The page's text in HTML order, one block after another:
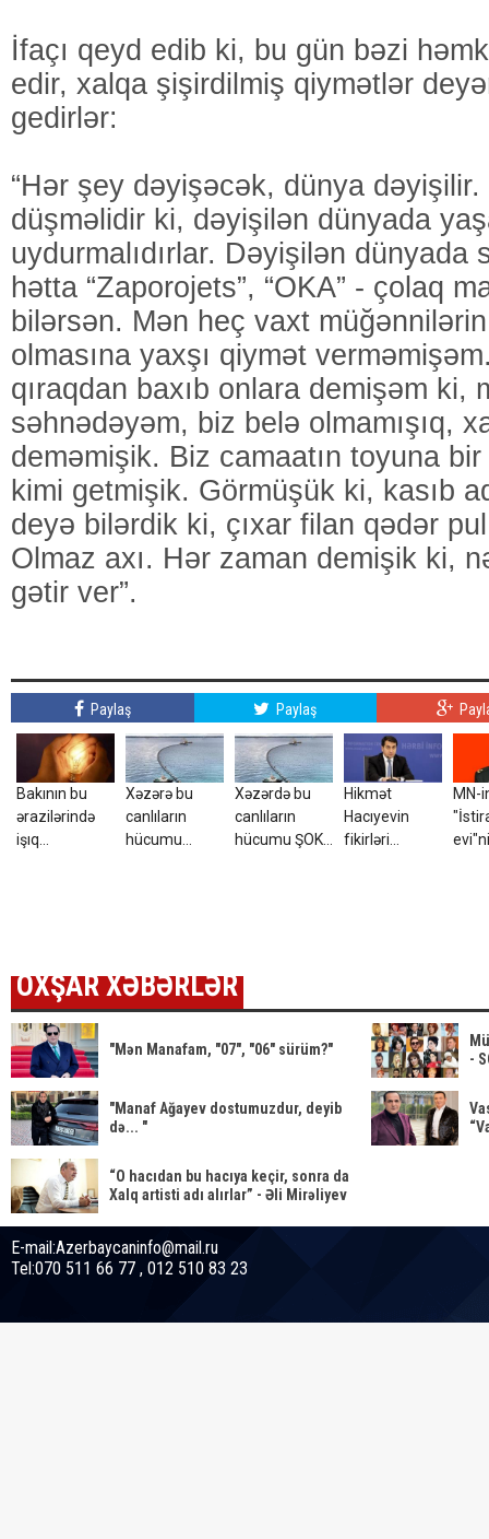
İfaçı qeyd edib ki, bu gün bəzi
edir, xalqa şişirdilmiş qiymətlər
gedirlər:
“Hər şey dəyişəcək, dünya
düşməlidir ki, dəyişilən dünyada
uydurmalıdırlar. Dəyişilən dünyada
hətta “Zaporojets”, “OKA” - çolaq
bilərsən. Mən heç vaxt
olmasına yaxşı qiymət
qıraqdan baxıb onlara demişəm ki,
səhnədəyəm, biz belə olmamışıq,
deməmişik. Biz camaatın toyuna
kimi getmişik. Görmüşük ki, kasıb
deyə bilərdik ki, çıxar filan qədər
Olmaz axı. Hər zaman demişik ki,
gətir ver”.
Paylaş Paylaş
Bakının bu
ərazilərində
işıq
Xəzərə bu
canlıların
hücumu
Xəzərdə bu
canlıların
hücumu ŞOK
Hikmət
Hacıyevin
fikirləri
MN-
OXŞAR XƏBƏRLƏR
"Mən Manafam, "07", "06" sürüm?"
-
"Manaf Ağayev dostumuzdur, deyib
də... "
“O hacıdan bu hacıya keçir, sonra da
Xalq artisti adı alırlar” - Əli Mirəliyev
E-mail:Azerbaycaninfo@mail.ru
Tel:070 511 66 77 , 012 510 83 23